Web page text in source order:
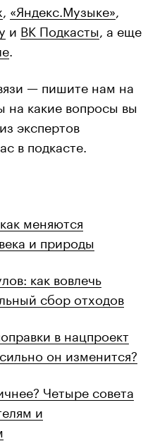
«Яндекс.Музыке»
и ВК Подкасты , а еще
— пишите нам на
на какие вопросы вы
экспертов
в подкасте.
меняются
и природы
как вовлечь
сбор отходов
в нацпроект
он изменится?
Четыре совета
и